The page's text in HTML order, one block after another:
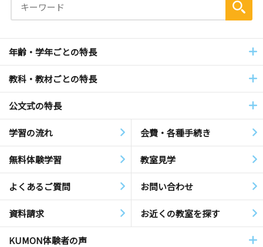
年齢・学年ごとの特長
教科・教材ごとの特長
公文式の特長
学習の流れ 会費・各種手続き
無料体験学習 教室見学
よくあるご質問 お問い合わせ
資料請求 お近くの教室を探す
KUMON体験者の声